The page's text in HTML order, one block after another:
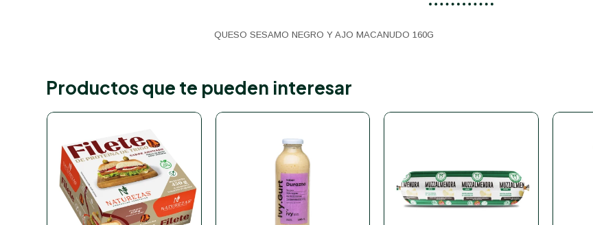
QUESO SESAMO NEGRO Y AJO MACANUDO 160G
Productos que te pueden interesar